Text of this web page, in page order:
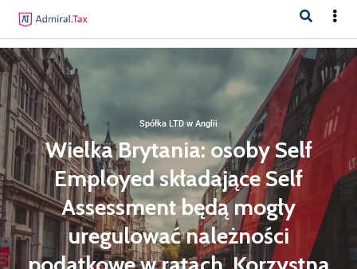
Spółka LTD w Anglii
Wielka Brytania: osoby Self
Employed składające Self
Assessment będą mogły
uregulować należności